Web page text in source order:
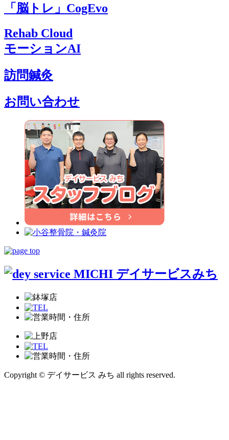
「脳トレ」CogEvo
Rehab Cloud
モーションAI
訪問鍼灸
お問い合わせ
Copyright © デイサービス みち all rights reserved.